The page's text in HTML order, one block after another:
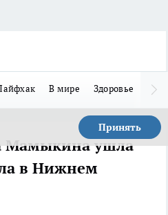
В мире Здоровье
Принять
Мамыкина ушла
в Нижнем